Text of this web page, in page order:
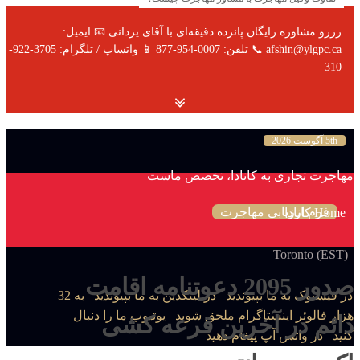
رزرو مشاوره رایگان پانزده دقیقه‌ای با آقای یزدانی 📧 ایمیل:
afshin@ylgpc.ca 📞 تلفن: 0007-954-877 📱 واتساپ / تلگرام: 3705-922-
310
5th آگوست 2026
مهاجرت تجاری به کانادا، تخصص ماست
فرم ارزیابی مهاجرت
Toronto (EST)
در فیسبوک به ما بپیوندید در لینکدین به ما بپیوندید
به 32
هزار فالوئر اینستاگرام ملحق شوید
یوتیوب ما را دنبال
کنید
در واتس آپ پیغام دهید
Home کانادا
صدور 2095 دعوتنامه اقامت
دائم در آخرین قرعه کشی